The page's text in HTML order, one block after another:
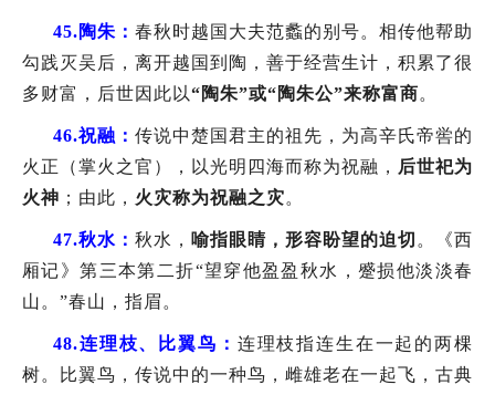
45.陶朱： 春秋时越国大夫范蠡的别号。相传他帮助
勾践灭吴后，离开越国到陶，善于经营生计，积累了很
多财富，后世因此以“陶朱”或“陶朱公”来称富商。
46.祝融： 传说中楚国君主的祖先，为高辛氏帝喾的
火正（掌火之官），以光明四海而称为祝融， 后世祀为
火神 ；由此， 火灾称为祝融之灾。
47.秋水： 秋水， 喻指眼睛，形容盼望的迫切 。《西
厢记》第三本第二折“望穿他盈盈秋水，蹙损他淡淡春
山。”春山，指眉。
48.连理枝、比翼鸟： 连理枝指连生在一起的两棵
树。比翼鸟，传说中的一种鸟，雌雄老在一起飞，古典